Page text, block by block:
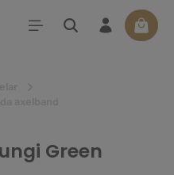
stjärnorGreen